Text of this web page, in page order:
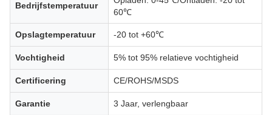
Bedrijfstemperatuur
60℃
Opslagtemperatuur -20 tot +60℃
Vochtigheid 5% tot 95% relatieve vochtigheid
Certificering CE/ROHS/MSDS
Garantie 3 Jaar, verlengbaar